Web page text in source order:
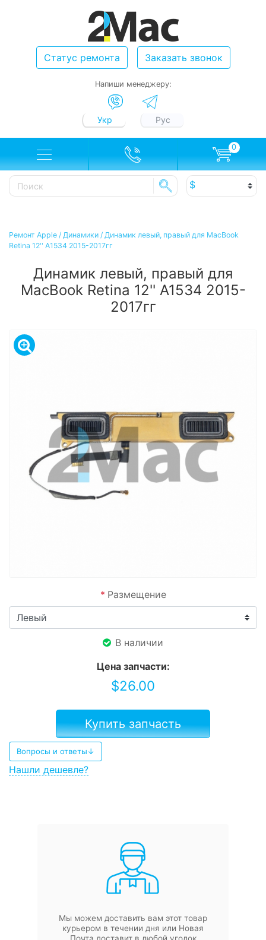
Статус ремонта Заказать звонок
Напиши менеджеру:
Укр Рус
0
Ремонт Apple / Динамики / Динамик левый, правый для MacBook
Retina 12'' A1534 2015-2017гг
Динамик левый, правый для
MacBook Retina 12'' A1534 2015-
2017гг
* Размещение
В наличии
Цена запчасти:
$26.00
Купить запчасть
Вопросы и ответы↓
Нашли дешевле?
Мы можем доставить вам этот товар
курьером в течении дня или Новая